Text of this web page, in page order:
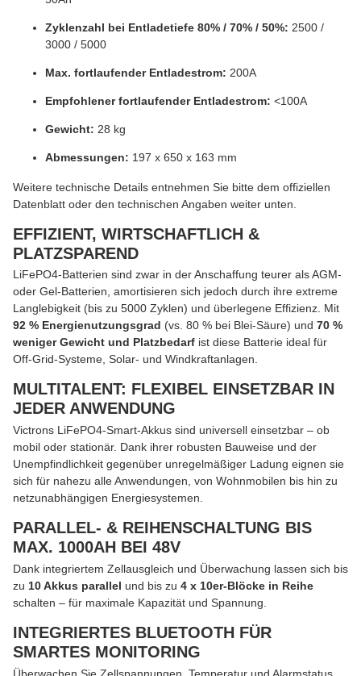
Zyklenzahl bei Entladetiefe 80% / 70% / 50%: 2500 /
3000 / 5000
Max. fortlaufender Entladestrom: 200A
Empfohlener fortlaufender Entladestrom: <100A
Gewicht: 28 kg
Abmessungen: 197 x 650 x 163 mm
Weitere technische Details entnehmen Sie bitte dem offiziellen
Datenblatt oder den technischen Angaben weiter unten.
EFFIZIENT, WIRTSCHAFTLICH &
PLATZSPAREND
LiFePO4-Batterien sind zwar in der Anschaffung teurer als AGM-
oder Gel-Batterien, amortisieren sich jedoch durch ihre extreme
Langlebigkeit (bis zu 5000 Zyklen) und überlegene Effizienz. Mit
92 % Energienutzungsgrad (vs. 80 % bei Blei-Säure) und 70 %
weniger Gewicht und Platzbedarf ist diese Batterie ideal für
Off-Grid-Systeme, Solar- und Windkraftanlagen.
MULTITALENT: FLEXIBEL EINSETZBAR IN
JEDER ANWENDUNG
Victrons LiFePO4-Smart-Akkus sind universell einsetzbar – ob
mobil oder stationär. Dank ihrer robusten Bauweise und der
Unempfindlichkeit gegenüber unregelmäßiger Ladung eignen sie
sich für nahezu alle Anwendungen, von Wohnmobilen bis hin zu
netzunabhängigen Energiesystemen.
PARALLEL- & REIHENSCHALTUNG BIS
MAX. 1000AH BEI 48V
Dank integriertem Zellausgleich und Überwachung lassen sich bis
zu 10 Akkus parallel und bis zu 4 x 10er-Blöcke in Reihe
schalten – für maximale Kapazität und Spannung.
INTEGRIERTES BLUETOOTH FÜR
SMARTES MONITORING
Überwachen Sie Zellspannungen, Temperatur und Alarmstatus